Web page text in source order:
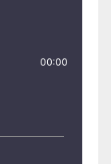
00:00